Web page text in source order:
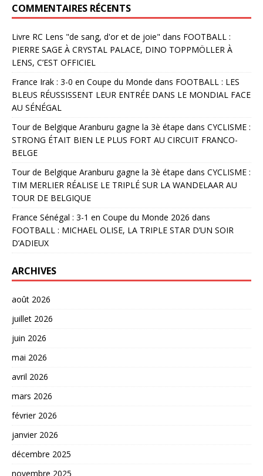
COMMENTAIRES RÉCENTS
Livre RC Lens "de sang, d'or et de joie" dans FOOTBALL :
PIERRE SAGE À CRYSTAL PALACE, DINO TOPPMÖLLER À
LENS, C’EST OFFICIEL
France Irak : 3-0 en Coupe du Monde dans FOOTBALL : LES
BLEUS RÉUSSISSENT LEUR ENTRÉE DANS LE MONDIAL FACE
AU SÉNÉGAL
Tour de Belgique Aranburu gagne la 3è étape dans CYCLISME :
STRONG ÉTAIT BIEN LE PLUS FORT AU CIRCUIT FRANCO-
BELGE
Tour de Belgique Aranburu gagne la 3è étape dans CYCLISME :
TIM MERLIER RÉALISE LE TRIPLÉ SUR LA WANDELAAR AU
TOUR DE BELGIQUE
France Sénégal : 3-1 en Coupe du Monde 2026 dans
FOOTBALL : MICHAEL OLISE, LA TRIPLE STAR D’UN SOIR
D’ADIEUX
ARCHIVES
août 2026
juillet 2026
juin 2026
mai 2026
avril 2026
mars 2026
février 2026
janvier 2026
décembre 2025
novembre 2025